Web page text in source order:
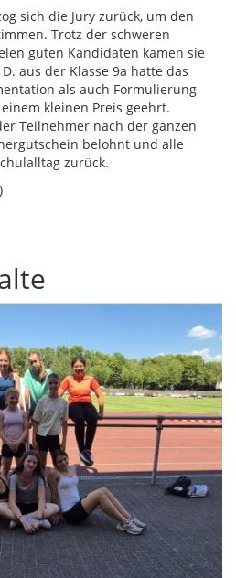
sich die Jury zurück, um den
Trotz der schweren
guten Kandidaten kamen sie
aus der Klasse 9a hatte das
als auch Formulierung
kleinen Preis geehrt.
Teilnehmer nach der ganzen
belohnt und alle
zurück.